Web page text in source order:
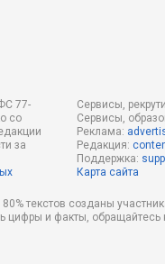
77-
со
за
Сервисы,
Сервисы,
Реклама:
Редакция:
Поддержка:
Карта сайта
текстов созданы
цифры и факты,